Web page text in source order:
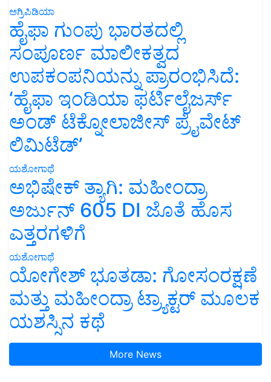
ಅಗ್ರಿಪಿಡಿಯಾ
ಹೈಫಾ ಗುಂಪು ಭಾರತದಲ್ಲಿ
ಸಂಪೂರ್ಣ ಮಾಲೀಕತ್ವದ
ಉಪಕಂಪನಿಯನ್ನು ಪ್ರಾರಂಭಿಸಿದೆ:
‘ಹೈಫಾ ಇಂಡಿಯಾ ಫರ್ಟಿಲೈಜರ್ಸ್
ಅಂಡ್ ಟೆಕ್ನೋಲಾಜೀಸ್ ಪ್ರೈವೇಟ್
ಲಿಮಿಟೆಡ್’
ಯಶೋಗಾಥೆ
ಅಭಿಷೇಕ್ ತ್ಯಾಗಿ: ಮಹೀಂದ್ರಾ
ಅರ್ಜುನ್ 605 DI ಜೊತೆ ಹೊಸ
ಎತ್ತರಗಳಿಗೆ
ಯಶೋಗಾಥೆ
ಯೋಗೇಶ್ ಭೂತಡಾ: ಗೋಸಂರಕ್ಷಣೆ
ಮತ್ತು ಮಹೀಂದ್ರಾ ಟ್ರ್ಯಾಕ್ಟರ್ ಮೂಲಕ
ಯಶಸ್ಸಿನ ಕಥೆ
More News